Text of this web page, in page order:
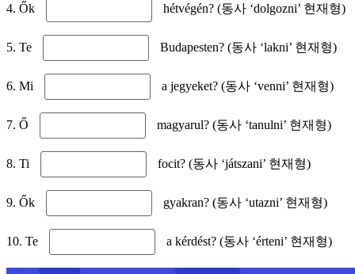
4. Ők hétvégén? (동사 ‘dolgozni’ 현재형)
5. Te Budapesten? (동사 ‘lakni’ 현재형)
6. Mi a jegyeket? (동사 ‘venni’ 현재형)
7. Ő magyarul? (동사 ‘tanulni’ 현재형)
8. Ti focit? (동사 ‘játszani’ 현재형)
9. Ők gyakran? (동사 ‘utazni’ 현재형)
10. Te a kérdést? (동사 ‘érteni’ 현재형)